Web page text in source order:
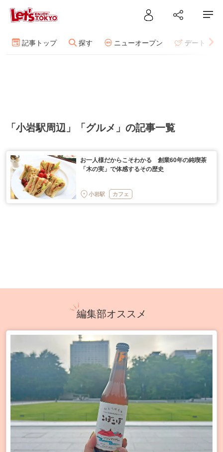
記事トップ 探す ニューオープン デート
「小岩駅周辺」「グルメ」の記事一覧
お一人様だからこそわかる 創業60年の純喫茶
「木の実」で体感するその歴史
小岩駅 カフェ
編集部オススメ